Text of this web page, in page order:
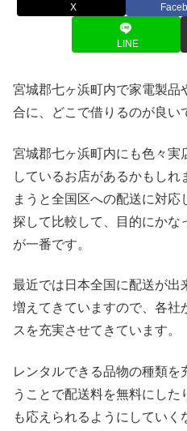
X
LINE
宮城郡七ヶ浜町内で家電製品
合に、どこで借りるのが良い
宮城郡七ヶ浜町内にも色々実
しているお店があるかもし
まうと全国区への配送に対
探して比較して、目的にかな
が一番です。
最近では日本全国に配送が出
増えてきていますので、各社
スを充実させてきています。
レンタルできる品物の種類
うことで配送料を無料にし
も応えられるようにしてい